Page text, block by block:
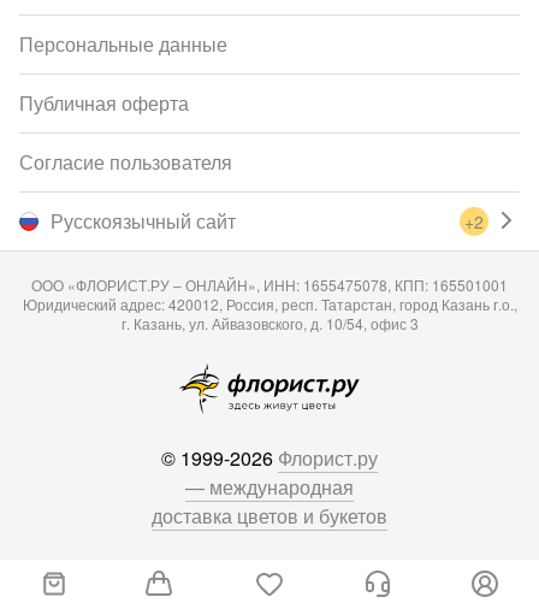
Русскоязычный сайт +2
Персональные данные
Публичная оферта
Согласие пользователя
ООО «ФЛОРИСТ.РУ – ОНЛАЙН», ИНН: 1655475078, КПП: 165501001
Юридический адрес: 420012, Россия, респ. Татарстан, город Казань г.о.,
г. Казань, ул. Айвазовского, д. 10/54, офис 3
© 1999-2026 Флорист.ру
— международная
доставка цветов и букетов